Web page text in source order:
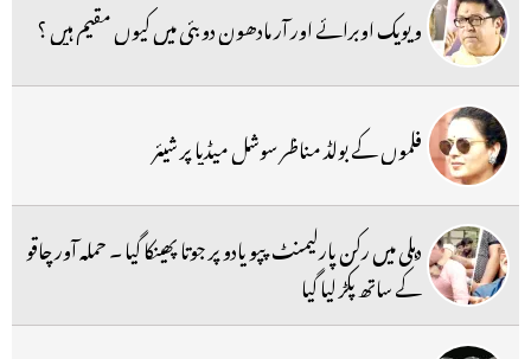
ویویک اوبرائے اور آر مادھون دوبئی میں کیوں مقیم ہیں ؟
فلموں کے بولڈ مناظر سوشل میڈیا پر شیئر
دہلی میں رکن پارلیمنٹ پپو یادو پر جوتا پھینکا گیا ۔ حملہ آور چاقو
کے ساتھ پکڑ لیا گیا